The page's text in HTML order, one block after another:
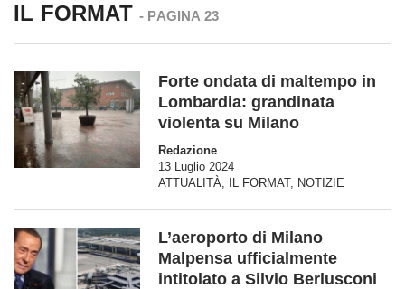
IL FORMAT - PAGINA 23
Forte ondata di maltempo in
Lombardia: grandinata
violenta su Milano
Redazione
13 Luglio 2024
ATTUALITÀ, IL FORMAT, NOTIZIE
L’aeroporto di Milano
Malpensa ufficialmente
intitolato a Silvio Berlusconi